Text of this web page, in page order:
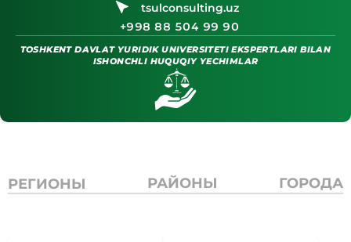
tsulconsulting.uz
+998 88 504 99 90
TOSHKENT DAVLAT YURIDIK UNIVERSITETI EKSPERTLARI BILAN
ISHONCHLI HUQUQIY YECHIMLAR
РЕГИОНЫ РАЙОНЫ ГОРОДА